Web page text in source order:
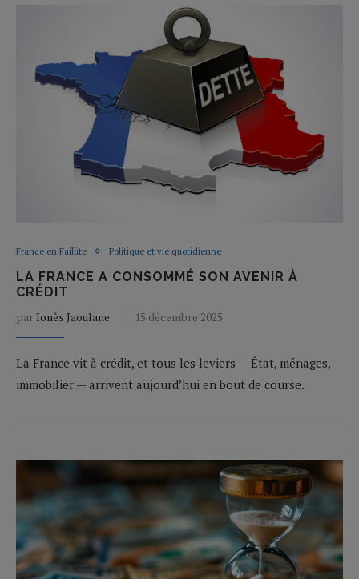
France en Faillite Politique et vie quotidienne
LA FRANCE A CONSOMMÉ SON AVENIR À
CRÉDIT
par Ionès Jaoulane 15 décembre 2025
La France vit à crédit, et tous les leviers — État, ménages,
immobilier — arrivent aujourd’hui en bout de course.